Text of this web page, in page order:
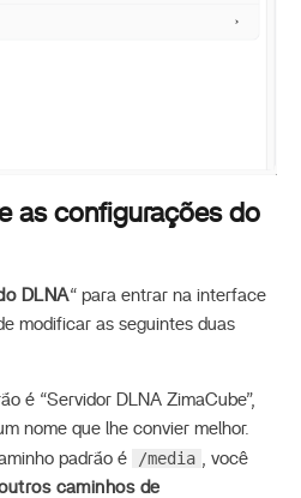
as configurações do
DLNA“ para entrar na interface
modificar as seguintes duas
é “Servidor DLNA ZimaCube”,
nome que lhe convier melhor.
padrão é /media
, você
caminhos de